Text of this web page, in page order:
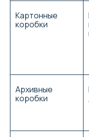
Картонные
коробки
Архивные
коробки
значимые
людей
/52ГИС